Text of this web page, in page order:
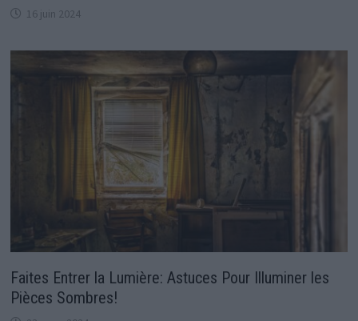
16 juin 2024
Faites Entrer la Lumière: Astuces Pour Illuminer les
Pièces Sombres!